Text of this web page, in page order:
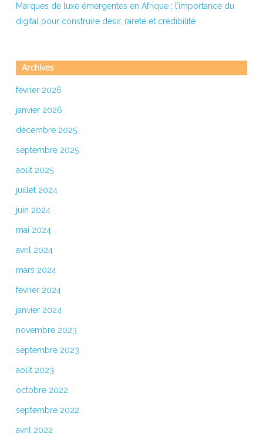
Marques de luxe émergentes en Afrique : l’importance du
digital pour construire désir, rareté et crédibilité
Archives
février 2026
janvier 2026
décembre 2025
septembre 2025
août 2025
juillet 2024
juin 2024
mai 2024
avril 2024
mars 2024
février 2024
janvier 2024
novembre 2023
septembre 2023
août 2023
octobre 2022
septembre 2022
avril 2022